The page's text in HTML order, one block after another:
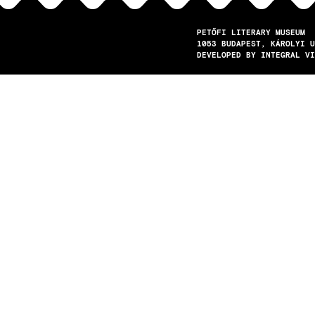
PETŐFI LITERARY MUSEUM
1053
BUDAPEST
KÁROLYI
DEVELOPED BY INTEGRAL